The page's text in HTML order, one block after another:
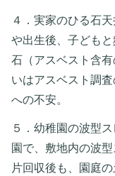
４．実家のひる石
や出生後、子ども
石（アスベスト含
いはアスベスト調
への不安。
５．幼稚園の波型
園で、敷地内の波
片回収後も、園庭